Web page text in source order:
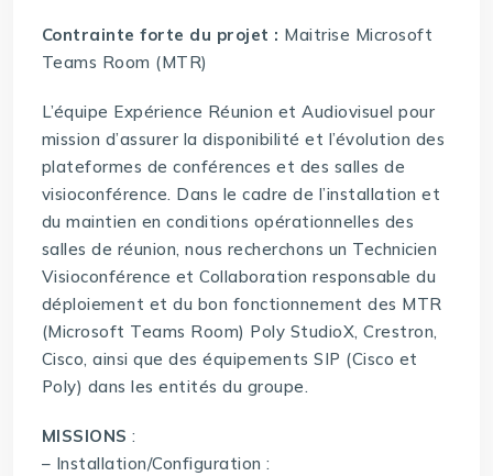
Contrainte forte du projet : Maitrise Microsoft
Teams Room (MTR)
L’équipe Expérience Réunion et Audiovisuel pour
mission d’assurer la disponibilité et l’évolution des
plateformes de conférences et des salles de
visioconférence. Dans le cadre de l’installation et
du maintien en conditions opérationnelles des
salles de réunion, nous recherchons un Technicien
Visioconférence et Collaboration responsable du
déploiement et du bon fonctionnement des MTR
(Microsoft Teams Room) Poly StudioX, Crestron,
Cisco, ainsi que des équipements SIP (Cisco et
Poly) dans les entités du groupe.
MISSIONS :
– Installation/Configuration :